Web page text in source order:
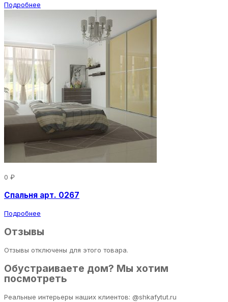
Подробнее
0 ₽
Спальня арт. 0267
Подробнее
Отзывы
Отзывы отключены для этого товара.
Обустраиваете дом? Мы хотим
посмотреть
Реальные интерьеры наших клиентов: @shkafytut.ru